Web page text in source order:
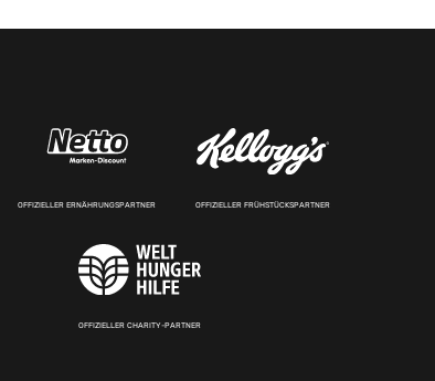
OFFIZIELLER ERNÄHRUNGSPARTNER OFFIZIELLER FRÜHSTÜCKSPARTNER
OFFIZIELLER CHARITY-PARTNER